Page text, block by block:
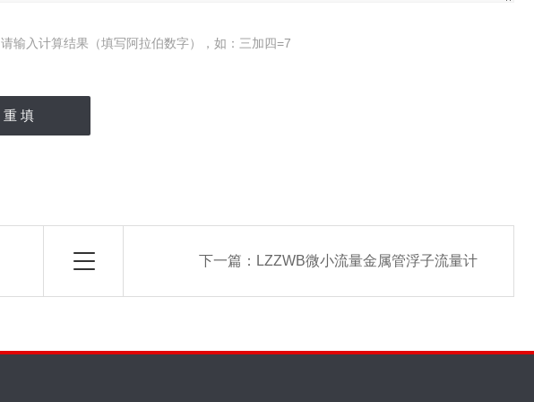
请输入计算结果（填写阿拉伯数字），如：三加四=7
下一篇： LZZWB微小流量金属管浮子流量计